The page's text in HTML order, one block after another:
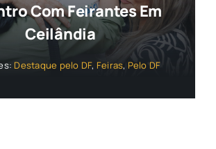
Com Feirantes Em
Ceilândia
Destaque pelo DF, Feiras, Pelo DF